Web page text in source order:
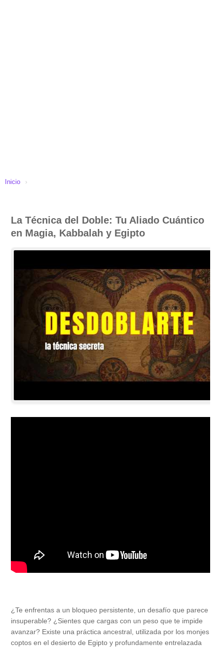
Inicio ›
La Técnica del Doble: Tu Aliado Cuántico
en Magia, Kabbalah y Egipto
¿Te enfrentas a un bloqueo persistente, un desafío que parece
insuperable? ¿Sientes que cargas con un peso que te impide
avanzar? Existe una práctica ancestral, utilizada por los monjes
coptos en el desierto de Egipto y profundamente entrelazada